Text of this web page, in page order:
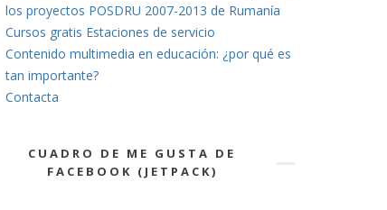
los proyectos POSDRU 2007-2013 de Rumanía
Cursos gratis Estaciones de servicio
Contenido multimedia en educación: ¿por qué es
tan importante?
Contacta
CUADRO DE ME GUSTA DE
FACEBOOK (JETPACK)